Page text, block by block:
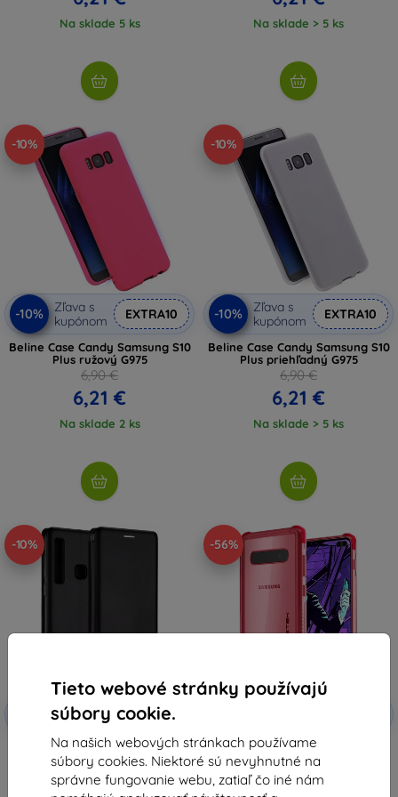
Tieto webové stránky používajú
súbory cookie.
Na našich webových stránkach používame
súbory cookies. Niektoré sú nevyhnutné na
správne fungovanie webu, zatiaľ čo iné nám
Na sklade 5 ks Na sklade > 5 ks
-10%
-10%
Zľava s
kupónom
EXTRA10
Beline Case Candy Samsung S10
Plus ružový G975
6,90 €
6,21 €
Na sklade 2 ks
-10%
-10%
Zľava s
kupónom
EXTRA10
Beline Case Candy Samsung S10
Plus priehľadný G975
6,90 €
6,21 €
Na sklade > 5 ks
-10%
Zľava s
kupónom
EXTRA10
Beline Case Book Magnetic
Samsung S10 Plus čierne G975
7,90 €
-56%
Ghostek - Samsung Galaxy S10+
kryt, Covert 3 Series, Rose
(GHOCAS2096)
10,15 €